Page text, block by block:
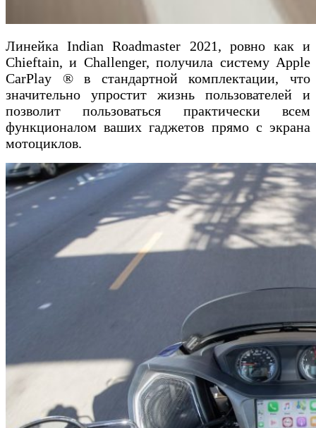
Линейка Indian Roadmaster 2021, ровно как и
Chieftain, и Challenger, получила систему Apple
CarPlay ® в стандартной комплектации, что
значительно упростит жизнь пользователей и
позволит пользоваться практически всем
функционалом ваших гаджетов прямо с экрана
мотоциклов.